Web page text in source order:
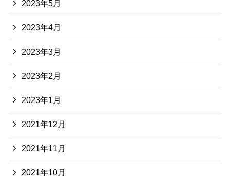
2023年5月
2023年4月
2023年3月
2023年2月
2023年1月
2021年12月
2021年11月
2021年10月